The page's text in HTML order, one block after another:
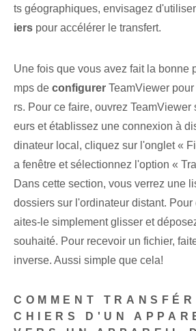
ts géographiques, envisagez
iers pour accélérer le transfert.
Une fois que vous avez fait la bonne
mps de configurer TeamViewer
rs. Pour ce faire, ouvrez
eurs et établissez une connexion à
dinateur local, cliquez sur l'onglet «
a fenêtre et sélectionnez l'option «
Dans cette section, vous verrez une
dossiers sur l'ordinateur distant. Pour
aites-le simplement glisser et
souhaité. Pour recevoir un fichier,
inverse. Aussi simple que cela!
COMMENT
CHIERS D'UN